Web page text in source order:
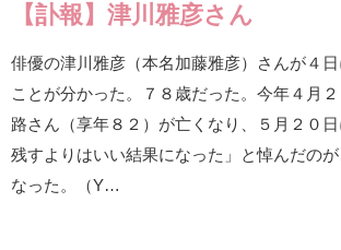
【訃報】津川雅彦さん
俳優の津川雅彦（本名加藤雅彦）さんが４
ことが分かった。７８歳だった。今年４月
路さん（享年８２）が亡くなり、５月２０
残すよりはいい結果になった」と悼んだの
なった。（Y…